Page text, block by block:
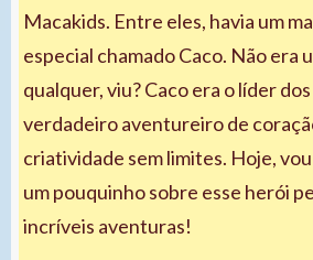
Macakids. Entre eles, havia um
especial chamado Caco. Não era
qualquer, viu? Caco era o líder
verdadeiro aventureiro de
criatividade sem limites. Hoje,
um pouquinho sobre esse herói
incríveis aventuras!